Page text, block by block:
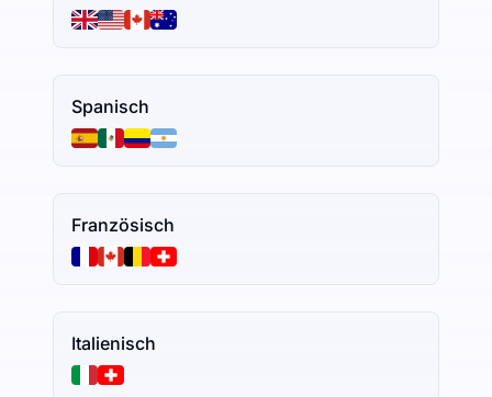
Spanisch
Französisch
Italienisch